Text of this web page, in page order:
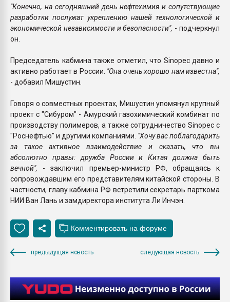
"Конечно, на сегодняшний день нефтехимия и сопутствующие
разработки послужат укреплению нашей технологической и
экономической независимости и безопасности", - подчеркнул
он.
Председатель кабмина также отметил, что Sinopec давно и
активно работает в России. "Она очень хорошо нам известна",
- добавил Мишустин.
Говоря о совместных проектах, Мишустин упомянул крупный
проект с "Сибуром" - Амурский газохимический комбинат по
производству полимеров, а также сотрудничество Sinopec с
"Роснефтью" и другими компаниями. "Хочу вас поблагодарить
за такое активное взаимодействие и сказать, что вы
абсолютно правы: дружба России и Китая должна быть
вечной", - заключил премьер-министр РФ, обращаясь к
сопровождавшим его представителям китайской стороны. В
частности, главу кабмина РФ встретили секретарь парткома
НИИ Ван Лань и замдиректора института Ли Инчэн.
предыдущая новость следующая новость